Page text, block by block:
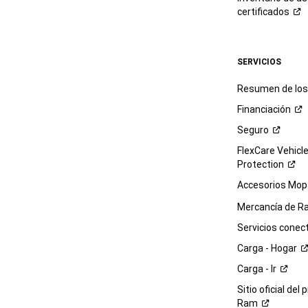
certificados
SERVICIOS
Resumen de
Financiación
Seguro
FlexCare Vehicle
Protection
Accesorios
Mercancía de
Servicios
Carga - Hogar
Carga - Ir
Sitio oficial del
Ram